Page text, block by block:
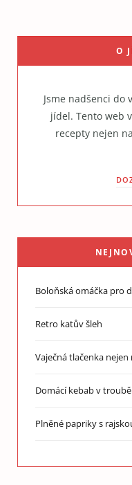
O
Jsme nadšenci do
jídel. Tento web
recepty nejen
Boloňská omáčka pro
Retro katův šleh
Vaječná tlačenka nejen
Domácí kebab v troubě
Plněné papriky s